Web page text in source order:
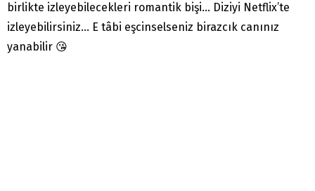
birlikte izleyebilecekleri romantik bişi… Diziyi Netflix’te
izleyebilirsiniz… E tâbi eşcinselseniz birazcık canınız
yanabilir 😘